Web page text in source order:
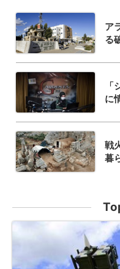
ア
る
に
戦
暮